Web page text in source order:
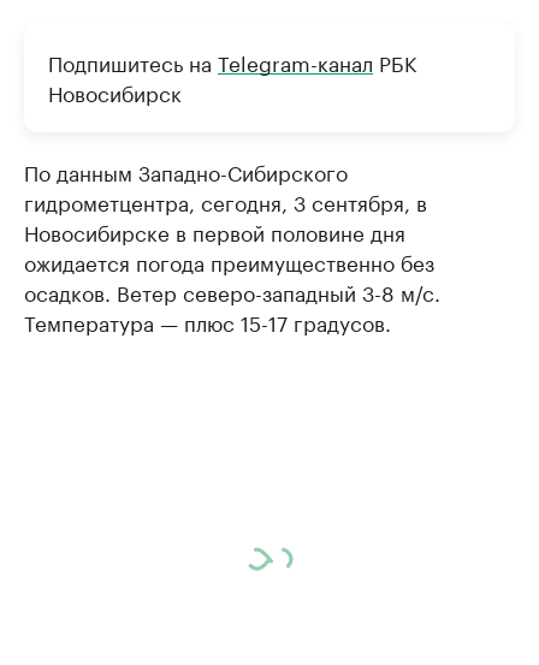
Подпишитесь на Telegram-канал РБК
Новосибирск
По данным Западно-Сибирского
гидрометцентра, сегодня, 3 сентября, в
Новосибирске в первой половине дня
ожидается погода преимущественно без
осадков. Ветер северо-западный 3-8 м/с.
Температура — плюс 15-17 градусов.